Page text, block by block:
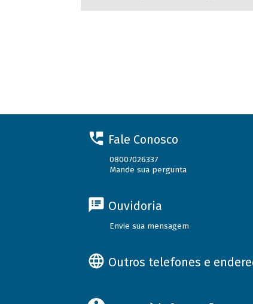
Fale Conosco
08007026337
Mande sua pergunta
Ouvidoria
Envie sua mensagem
Outros telefones e